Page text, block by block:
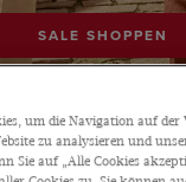
SALE SHOPPEN
um die Navigation auf der
zu analysieren und
Sie auf „Alle Cookies